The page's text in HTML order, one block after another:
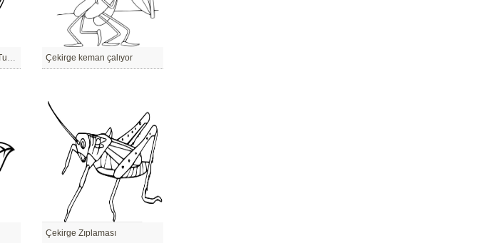
Çekirge Buğday Başağı Tutuyor Çekirge keman çalıyor
Çekirge Zıplaması